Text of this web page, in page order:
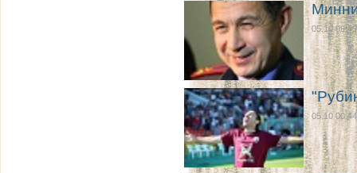
05.10 09:49
05.10 00:44